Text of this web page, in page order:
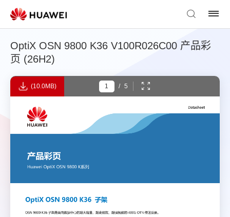
OptiX OSN 9800 K36 V100R026C00 产品彩
页 (26H2)
(10.0MB) / 5